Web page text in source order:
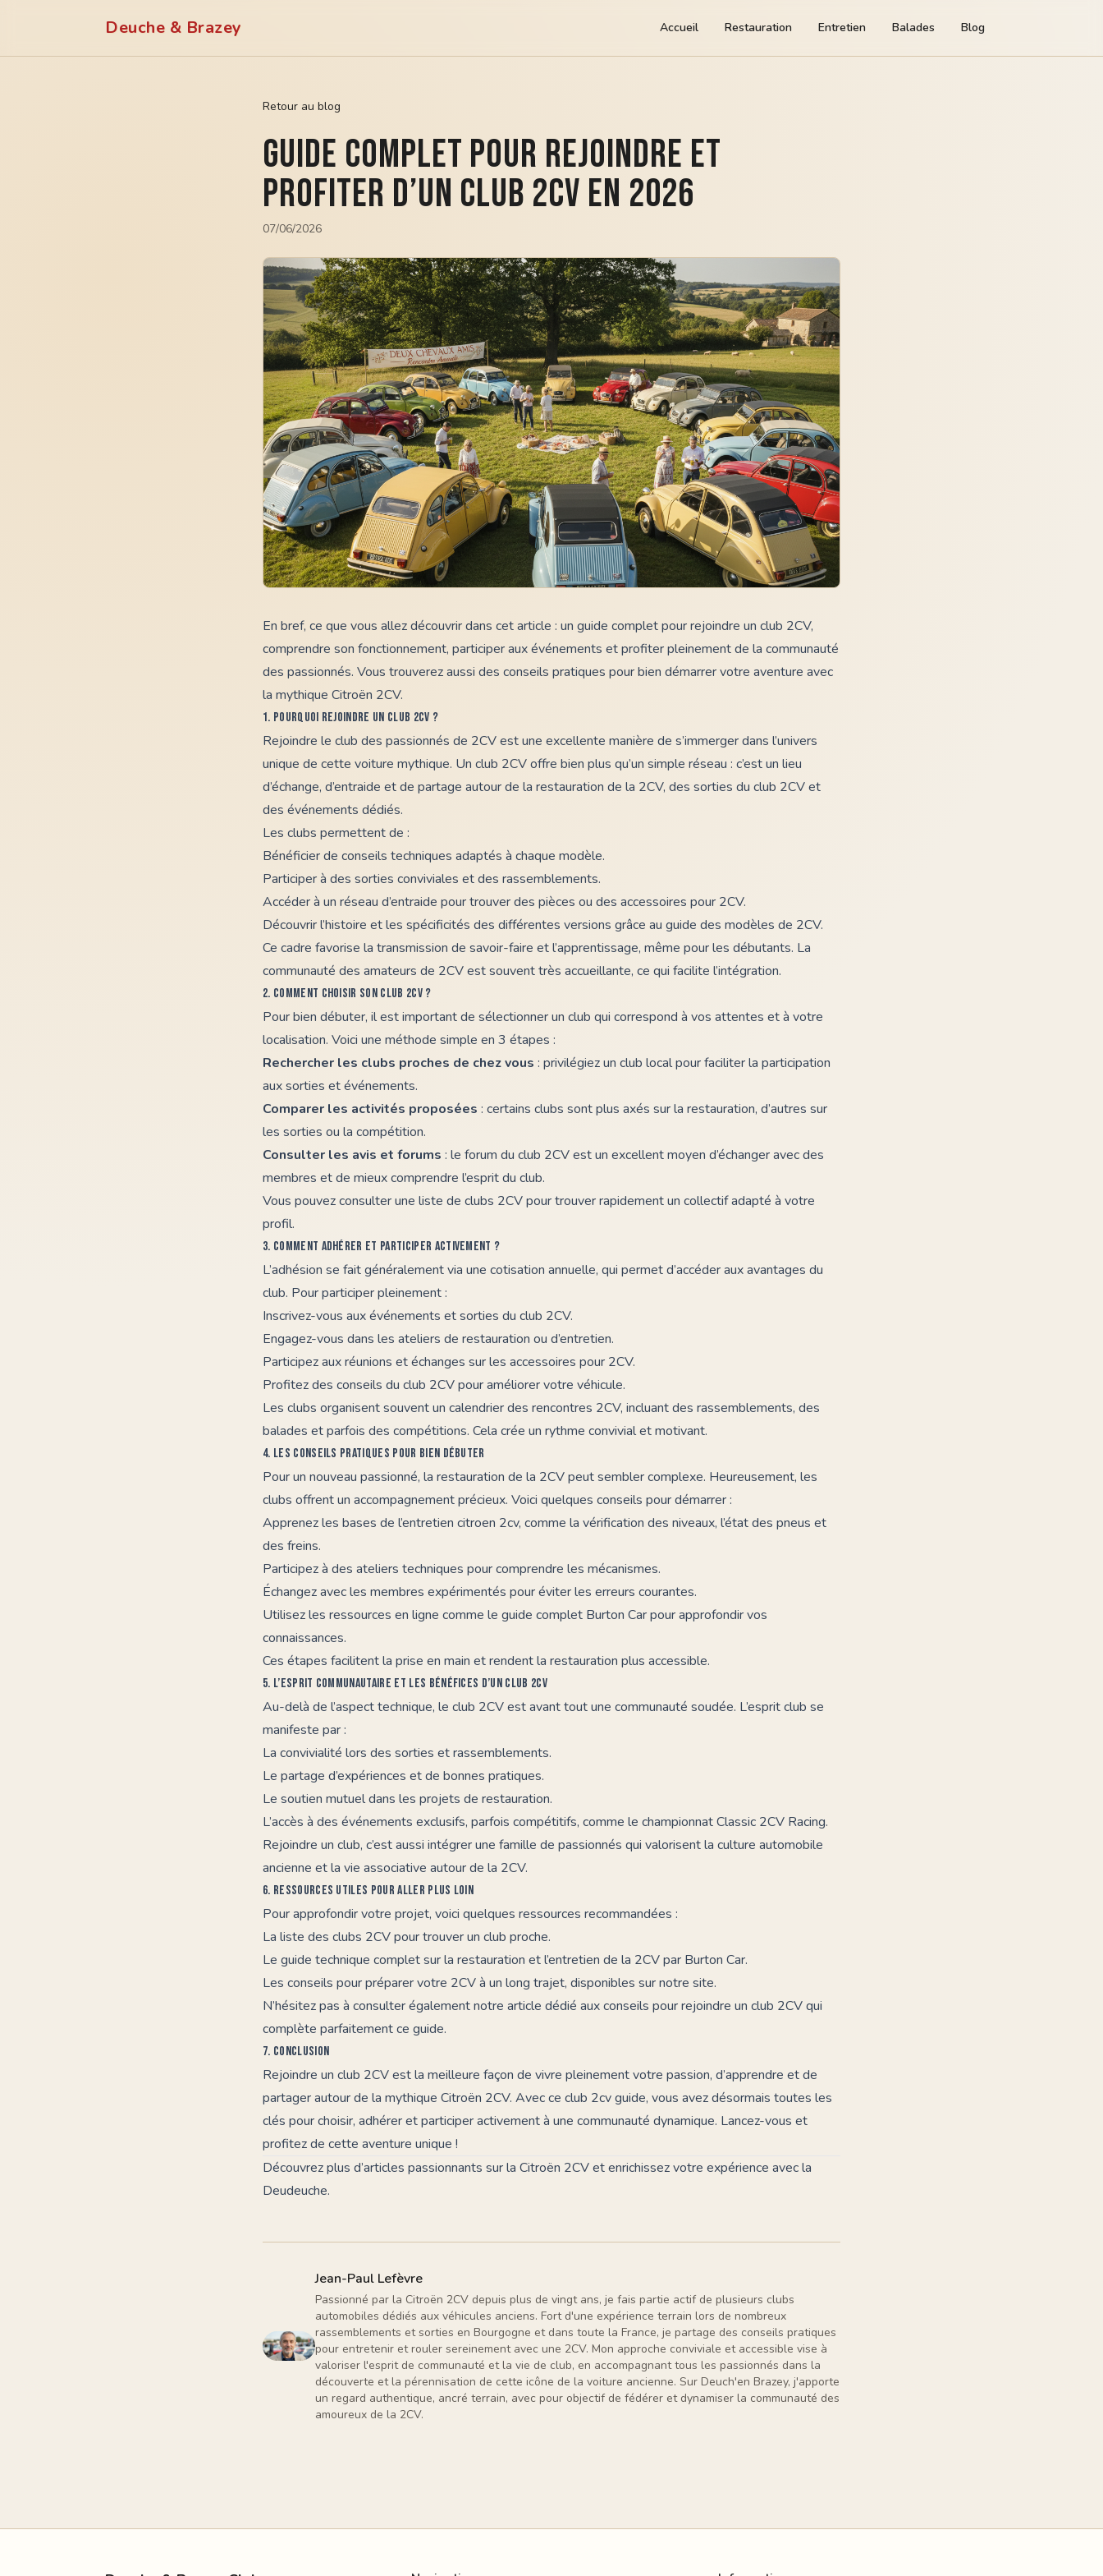
Deuche & Brazey Accueil Restauration Entretien Balades Blog
Retour au blog
Guide complet pour rejoindre et
profiter d’un club 2CV en 2026
07/06/2026
En bref, ce que vous allez découvrir dans cet article : un guide complet pour rejoindre un club 2CV,
comprendre son fonctionnement, participer aux événements et profiter pleinement de la communauté
des passionnés. Vous trouverez aussi des conseils pratiques pour bien démarrer votre aventure avec
la mythique Citroën 2CV.
1. Pourquoi rejoindre un club 2CV ?
Rejoindre le club des passionnés de 2CVest une excellente manière de s’immerger dans l’univers
unique de cette voiture mythique. Un club 2CV offre bien plus qu’un simple réseau : c’est un lieu
d’échange, d’entraide et de partage autour de la restauration de la 2CV, des sorties du club 2CV et
des événements dédiés.
Les clubs permettent de :
Bénéficier de conseils techniques adaptés à chaque modèle.
Participer à des sorties conviviales et des rassemblements.
Accéder à un réseau d’entraide pour trouver des pièces ou des accessoires pour 2CV.
Découvrir l’histoire et les spécificités des différentes versions grâce au guide des modèles de 2CV.
Ce cadre favorise la transmission de savoir-faire et l’apprentissage, même pour les débutants. La
communauté des amateurs de 2CV est souvent très accueillante, ce qui facilite l’intégration.
2. Comment choisir son club 2CV ?
Pour bien débuter, il est important de sélectionner un club qui correspond à vos attentes et à votre
localisation. Voici une méthode simple en 3 étapes :
Rechercher les clubs proches de chez vous : privilégiez un club local pour faciliter la participation
aux sorties et événements.
Comparer les activités proposées : certains clubs sont plus axés sur la restauration, d’autres sur
les sorties ou la compétition.
Consulter les avis et forums : le forum du club 2CV est un excellent moyen d’échanger avec des
membres et de mieux comprendre l’esprit du club.
Vous pouvez consulter une liste de clubs 2CVpour trouver rapidement un collectif adapté à votre
profil.
3. Comment adhérer et participer activement ?
L’adhésion se fait généralement via une cotisation annuelle, qui permet d’accéder aux avantages du
club. Pour participer pleinement :
Inscrivez-vous aux événements et sorties du club 2CV.
Engagez-vous dans les ateliers de restauration ou d’entretien.
Participez aux réunions et échanges sur les accessoires pour 2CV.
Profitez des conseils du club 2CV pour améliorer votre véhicule.
Les clubs organisent souvent un calendrier des rencontres 2CV, incluant des rassemblements, des
balades et parfois des compétitions. Cela crée un rythme convivial et motivant.
4. Les conseils pratiques pour bien débuter
Pour un nouveau passionné, la restauration de la 2CV peut sembler complexe. Heureusement, les
clubs offrent un accompagnement précieux. Voici quelques conseils pour démarrer :
Apprenez les bases de l’entretien citroen 2cv, comme la vérification des niveaux, l’état des pneus et
des freins.
Participez à des ateliers techniques pour comprendre les mécanismes.
Échangez avec les membres expérimentés pour éviter les erreurs courantes.
Utilisez les ressources en ligne comme le guide complet Burton Car pour approfondir vos
connaissances.
Ces étapes facilitent la prise en main et rendent la restauration plus accessible.
5. L’esprit communautaire et les bénéfices d’un club 2CV
Au-delà de l’aspect technique, le club 2CV est avant tout une communauté soudée. L’esprit club se
manifeste par :
La convivialité lors des sorties et rassemblements.
Le partage d’expériences et de bonnes pratiques.
Le soutien mutuel dans les projets de restauration.
L’accès à des événements exclusifs, parfois compétitifs, comme le championnat Classic 2CV Racing.
Rejoindre un club, c’est aussi intégrer une famille de passionnés qui valorisent la culture automobile
ancienne et la vie associative autour de la 2CV.
6. Ressources utiles pour aller plus loin
Pour approfondir votre projet, voici quelques ressources recommandées :
La liste des clubs 2CVpour trouver un club proche.
Le guide technique complet sur la restauration et l’entretien de la 2CV par Burton Car.
Les conseils pour préparer votre 2CV à un long trajet, disponibles sur notre site.
N’hésitez pas à consulter également notre article dédié auxconseils pour rejoindre un club 2CVqui
complète parfaitement ce guide.
7. Conclusion
Rejoindre un club 2CV est la meilleure façon de vivre pleinement votre passion, d’apprendre et de
partager autour de la mythique Citroën 2CV. Avec ce club 2cv guide, vous avez désormais toutes les
clés pour choisir, adhérer et participer activement à une communauté dynamique. Lancez-vous et
profitez de cette aventure unique !
Découvrez plus d’articles passionnants sur la Citroën 2CVet enrichissez votre expérience avec la
Deudeuche.
Jean-Paul Lefèvre
Passionné par la Citroën 2CV depuis plus de vingt ans, je fais partie actif de plusieurs clubs
automobiles dédiés aux véhicules anciens. Fort d'une expérience terrain lors de nombreux
rassemblements et sorties en Bourgogne et dans toute la France, je partage des conseils pratiques
pour entretenir et rouler sereinement avec une 2CV. Mon approche conviviale et accessible vise à
valoriser l'esprit de communauté et la vie de club, en accompagnant tous les passionnés dans la
découverte et la pérennisation de cette icône de la voiture ancienne. Sur Deuch'en Brazey, j'apporte
un regard authentique, ancré terrain, avec pour objectif de fédérer et dynamiser la communauté des
amoureux de la 2CV.